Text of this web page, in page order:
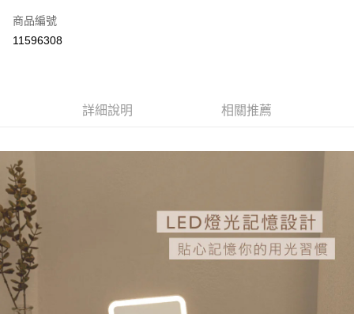
每筆NT$60，滿NT$599(含以上)免運費
付款後全家取貨
每筆NT$60，滿NT$599(含以上)免運費
每筆NT$60，滿NT$599(含以上)免運費
宅配
每筆NT$120，滿NT$1,999(含以上)免運費
商品編號
11596308
詳細說明 相關推薦